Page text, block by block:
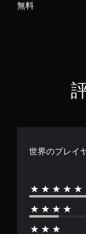
無料
世界のプレイ